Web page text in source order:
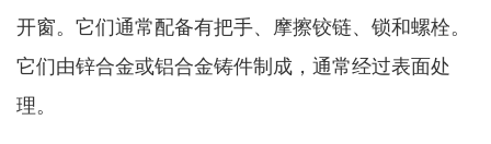
开窗。它们通常配备有把手、摩擦铰链、锁和螺栓。
它们由锌合金或铝合金铸件制成，通常经过表面处
理。